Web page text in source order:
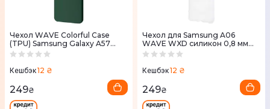
Чехол WAVE Colorful Case
(TPU) Samsung Galaxy A57
(forest green)
Кешбэк12 ₴
249₴
Чехол для Samsung A06
WAVE WXD силикон 0,8 мм
HQ (transparent)
Кешбэк12 ₴
249₴